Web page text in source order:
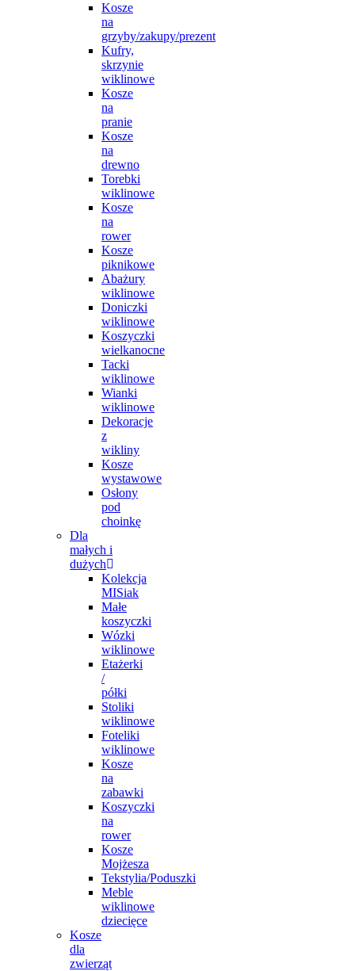
Kosze
na
grzyby/zakupy/prezent
Kufry,
skrzynie
wiklinowe
Kosze
na
pranie
Kosze
na
drewno
Torebki
wiklinowe
Kosze
na
rower
Kosze
piknikowe
Abażury
wiklinowe
Doniczki
wiklinowe
Koszyczki
wielkanocne
Tacki
wiklinowe
Wianki
wiklinowe
Dekoracje
z
wikliny
Kosze
wystawowe
Osłony
pod
choinkę
Dla
małych i
dużych
Kolekcja
MISiak
Małe
koszyczki
Wózki
wiklinowe
Etażerki
/
półki
Stoliki
wiklinowe
Foteliki
wiklinowe
Kosze
na
zabawki
Koszyczki
na
rower
Kosze
Mojżesza
Tekstylia/Poduszki
Meble
wiklinowe
dziecięce
Kosze
dla
zwierząt